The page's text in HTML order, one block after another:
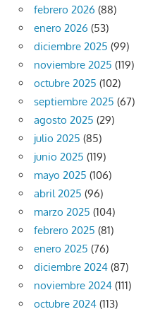
febrero 2026 (88)
enero 2026 (53)
diciembre 2025 (99)
noviembre 2025 (119)
octubre 2025 (102)
septiembre 2025 (67)
agosto 2025 (29)
julio 2025 (85)
junio 2025 (119)
mayo 2025 (106)
abril 2025 (96)
marzo 2025 (104)
febrero 2025 (81)
enero 2025 (76)
diciembre 2024 (87)
noviembre 2024 (111)
octubre 2024 (113)